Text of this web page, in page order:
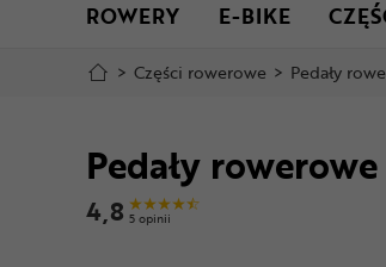
Szczegółowe informacje
Mapa strony
ROWERY E-BIKE
> Części rowerowe > Pedały
Pedały
4,8 5 opinii